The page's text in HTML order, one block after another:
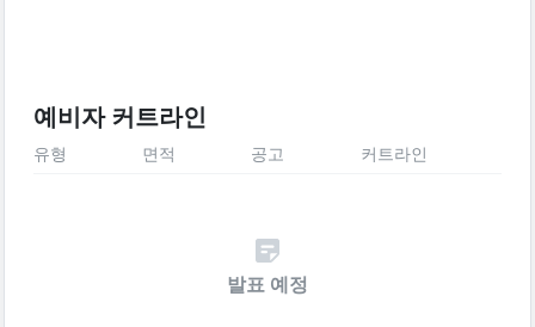
예비자 커트라인
유형 면적 공고 커트라인
발표 예정